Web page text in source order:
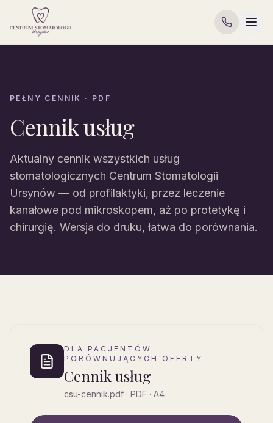
PEŁNY CENNIK · PDF
Cennik usług
Aktualny cennik wszystkich usług
stomatologicznych Centrum Stomatologii
Ursynów — od profilaktyki, przez leczenie
kanałowe pod mikroskopem, aż po protetykę i
chirurgię. Wersja do druku, łatwa do porównania.
DLA PACJENTÓW
PORÓWNUJĄCYCH OFERTY
Cennik usług
csu-cennik.pdf · PDF · A4